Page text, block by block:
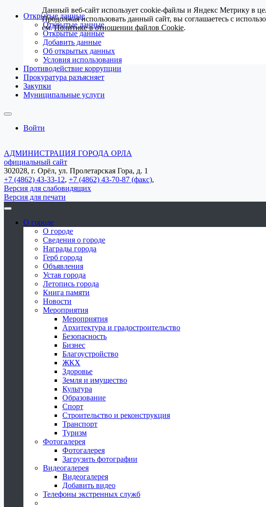
Открытые данные
Открытые данные
Открытые данные
Добавить данные
Об открытых данных
Условия использования
Противодействие коррупции
Прокуратура разъясняет
Закупки
Муниципальные услуги
Войти
АДМИНИСТРАЦИЯ ГОРОДА ОРЛА
официальный сайт
302028, г. Орёл, ул. Пролетарская Гора, д. 1
+7 (4862) 43-33-12, +7 (4862) 43-70-87 (факс),
Версия для слабовидящих
Версия для печати
О городе
О городе
Сведения о городе
Награды города
Герб города
Объявления
Устав города
Летопись города
Книга памяти
Новости
Мероприятия
Мероприятия
Архитектура и градостроительство
Безопасность
Бизнес
Благоустройство
ЖКХ
Здоровье
Земля и имущество
Культура
Образование
Спорт
Строительство и реконструкция
Транспорт
Туризм
Фотогалерея
Фотогалерея
Загрузить фотографии
Видеогалерея
Видеогалерея
Добавить видео
Телефоны экстренных служб
Данный веб-сайт использует cookie-файлы и Яндекс Метрику в
Продолжая использовать данный сайт, вы соглашаетесь с
см.Политике в отношении файлов Cookie.